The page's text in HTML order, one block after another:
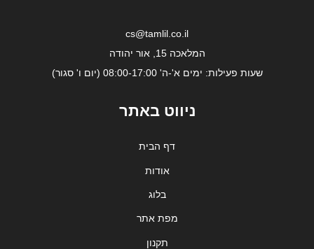
cs@tamlil.co.il
המלאכה 15, אור יהודה
שעות פעילות: ימים א'-ה' 08:00-17:00 (יום ו' סגור)
ניווט באתר
דף הבית
אודות
בלוג
מפת אתר
תקנון